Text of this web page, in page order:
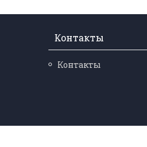
Контакты
Контакты